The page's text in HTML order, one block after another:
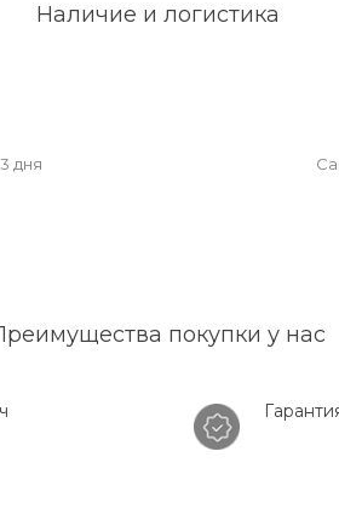
Наличие и логистика
дня
покупки у нас